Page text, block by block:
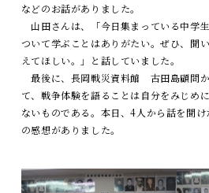
などのお話がありました。
山田さんは、「今日集まっている中学
ついて学ぶことはありがたい。ぜひ、聞
えてほしい。」と話していました。
最後に、長岡戦災資料館 古田島顧問
て、戦争体験を語ることは自分をみじめ
ないものである。本日、4人から話を聞
の感想がありました。